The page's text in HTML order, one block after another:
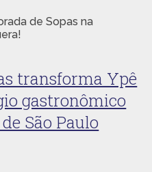
de Sopas na
transforma Ypê
gastronômico
São Paulo